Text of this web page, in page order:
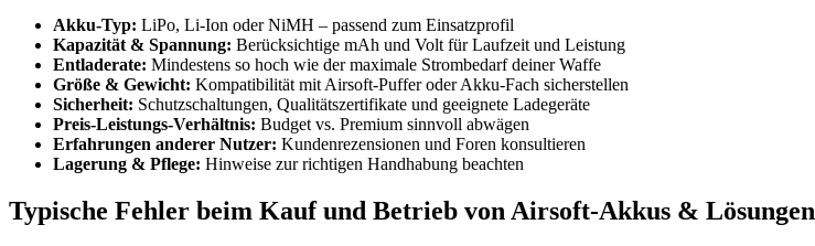
Akku-Typ: LiPo, Li-Ion oder NiMH – passend zum Einsatzprofil
Kapazität & Spannung: Berücksichtige mAh und Volt für Laufzeit und Leistung
Entladerate: Mindestens so hoch wie der maximale Strombedarf deiner Waffe
Größe & Gewicht: Kompatibilität mit Airsoft-Puffer oder Akku-Fach sicherstellen
Sicherheit: Schutzschaltungen, Qualitätszertifikate und geeignete Ladegeräte
Preis-Leistungs-Verhältnis: Budget vs. Premium sinnvoll abwägen
Erfahrungen anderer Nutzer: Kundenrezensionen und Foren konsultieren
Lagerung & Pflege: Hinweise zur richtigen Handhabung beachten
Typische Fehler beim Kauf und Betrieb von Airsoft-Akkus & Lösungen